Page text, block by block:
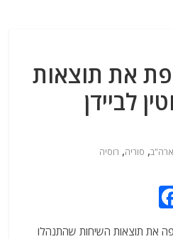
את תוצאות
לביידן
ארה"ב, סוריה, רוסיה
את תוצאות השיחות שהתנהלו